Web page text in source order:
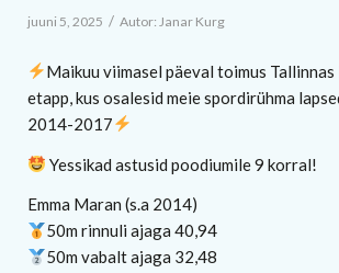
juuni 5, 2025 / Autor: Janar Kurg
Maikuu viimasel päeval toimus
etapp, kus osalesid meie spordirühma
2014-2017
Yessikad astusid poodiumile 9 korral!
Emma Maran (s.a 2014)
50m rinnuli ajaga 40,94
50m vabalt ajaga 32,48